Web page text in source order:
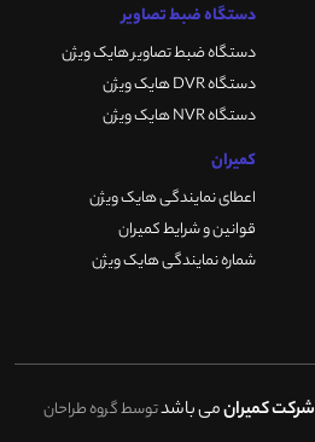
دستگاه ضبط تصاویر
دستگاه ضبط تصاویر هایک ویژن
دستگاه DVR هایک ویژن
دستگاه NVR هایک ویژن
کمیران
اعطای نمایندگی هایک ویژن
قوانین و شرایط کمیران
شماره نمایندگی هایک ویژن
شرکت کمیرانمی باشدتوسط گروه طراحان